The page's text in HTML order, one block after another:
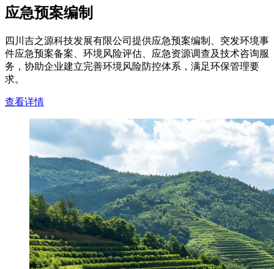
应急预案编制
四川吉之源科技发展有限公司提供应急预案编制、突发环境事
件应急预案备案、环境风险评估、应急资源调查及技术咨询服
务，协助企业建立完善环境风险防控体系，满足环保管理要
求。
查看详情